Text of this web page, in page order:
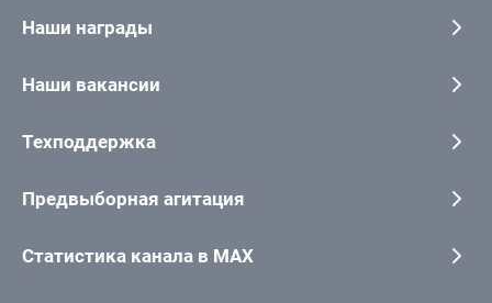
Наши награды
Наши вакансии
Техподдержка
Предвыборная агитация
Статистика канала в MAX